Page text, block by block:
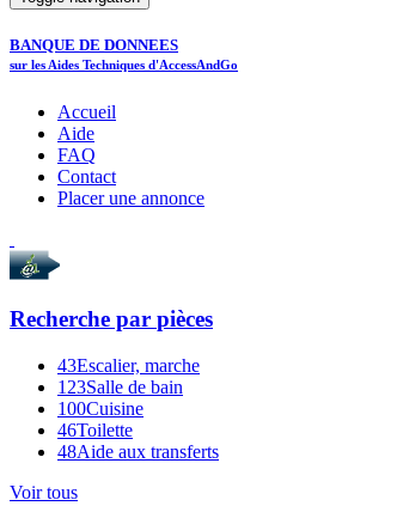
BANQUE DE DONNEES
sur les Aides Techniques d'AccessAndGo
Accueil
Aide
FAQ
Contact
Placer une annonce
Recherche par pièces
43Escalier, marche
123Salle de bain
100Cuisine
46Toilette
48Aide aux transferts
Voir tous